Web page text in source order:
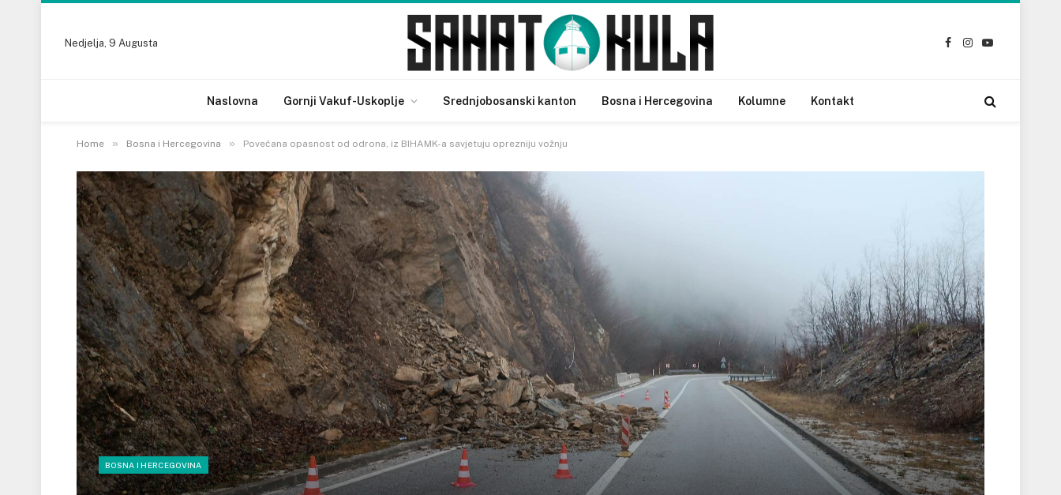
Nedjelja, 9 Augusta
Facebook
Instagram
YouTube
Naslovna Gornji Vakuf-Uskoplje Srednjobosanski kanton Bosna i Hercegovina Kolumne Kontakt
Home » Bosna i Hercegovina » Povećana opasnost od odrona, iz BIHAMK-a savjetuju oprezniju vožnju
BOSNA I HERCEGOVINA